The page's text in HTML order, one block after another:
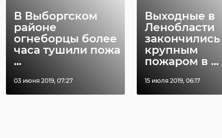
В Выборгском
районе
огнеборцы более
часа тушили пожа
...
03 июня 2019, 07:27
Выходные в
Ленобласти
закончились
крупным
пожаром в ...
15 июля 2019, 06:17